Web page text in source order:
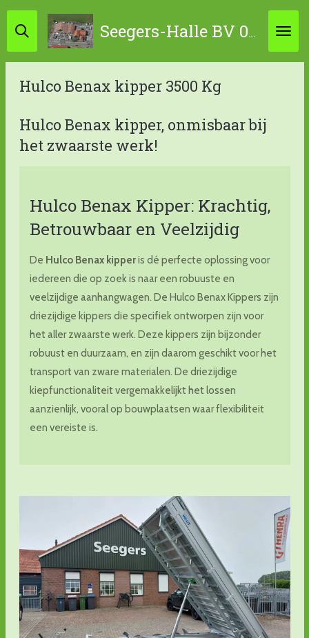
Ga
direct
naar
hoofdinhoud
Seegers-Halle BV 0314-631798 / 06-45867034
Hulco Benax kipper 3500 Kg
Hulco Benax kipper, onmisbaar bij
het zwaarste werk!
Hulco Benax Kipper: Krachtig,
Betrouwbaar en Veelzijdig
De Hulco Benax kipperis dé perfecte oplossing voor
iedereen die op zoek is naar een robuuste en
veelzijdige aanhangwagen. De Hulco Benax Kippers zijn
driezijdige kippers die specifiek ontworpen zijn voor
het aller zwaarste werk. Deze kippers zijn bijzonder
robuust en duurzaam, en zijn daarom geschikt voor het
transport van zware materialen. De driezijdige
kiepfunctionaliteit vergemakkelijkt het lossen
aanzienlijk, vooral op bouwplaatsen waar flexibiliteit
een vereiste is.